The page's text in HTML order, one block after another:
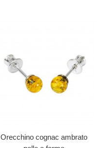
Orecchino cognac ambrato